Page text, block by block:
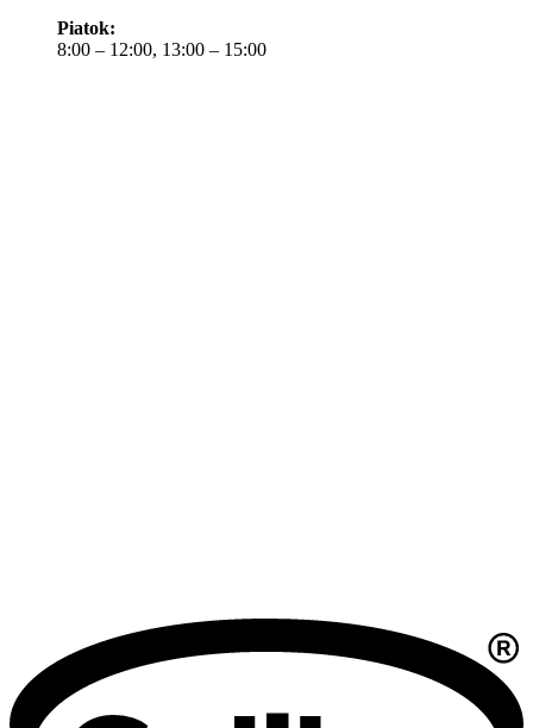
Piatok:
8:00 – 12:00, 13:00 – 15:00